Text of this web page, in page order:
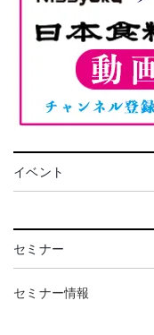
イベント
セミナー
セミナー情報